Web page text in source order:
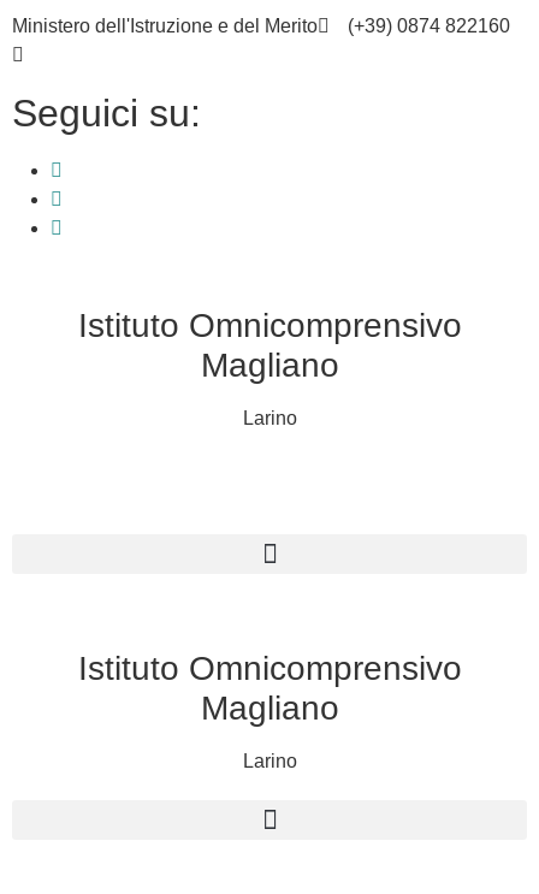
Ministero dell'Istruzione e del Merito
(+39) 0874 822160
Seguici su:
Istituto Omnicomprensivo
Magliano
Larino
Istituto Omnicomprensivo
Magliano
Larino